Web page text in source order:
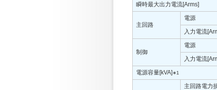
瞬時最大出力電流[Arms]
主回路
電源
入力電流
制御
電源
入力電流
電源容量[kVA]∗1
主回路電力